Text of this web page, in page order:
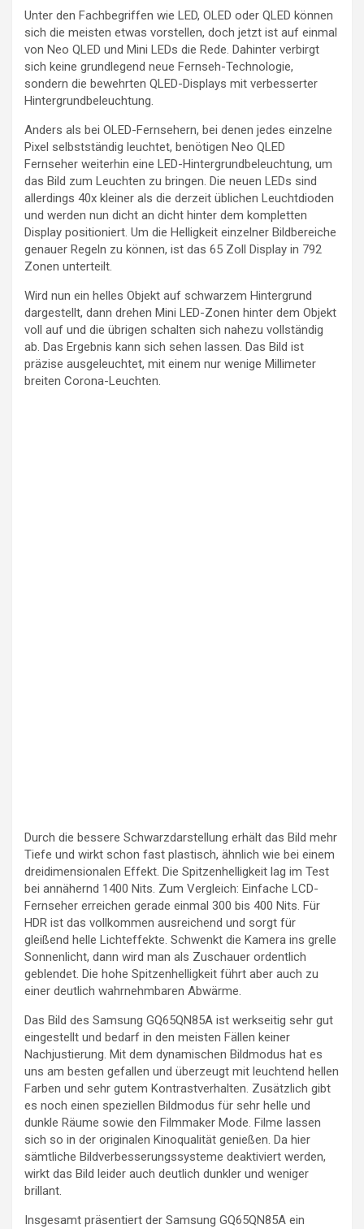
Unter den Fachbegriffen wie LED, OLED oder QLED können
sich die meisten etwas vorstellen, doch jetzt ist auf einmal
von Neo QLED und Mini LEDs die Rede. Dahinter verbirgt
sich keine grundlegend neue Fernseh-Technologie,
sondern die bewehrten QLED-Displays mit verbesserter
Hintergrundbeleuchtung.
Anders als bei OLED-Fernsehern, bei denen jedes einzelne
Pixel selbstständig leuchtet, benötigen Neo QLED
Fernseher weiterhin eine LED-Hintergrundbeleuchtung, um
das Bild zum Leuchten zu bringen. Die neuen LEDs sind
allerdings 40x kleiner als die derzeit üblichen Leuchtdioden
und werden nun dicht an dicht hinter dem kompletten
Display positioniert. Um die Helligkeit einzelner Bildbereiche
genauer Regeln zu können, ist das 65 Zoll Display in 792
Zonen unterteilt.
Wird nun ein helles Objekt auf schwarzem Hintergrund
dargestellt, dann drehen Mini LED-Zonen hinter dem Objekt
voll auf und die übrigen schalten sich nahezu vollständig
ab. Das Ergebnis kann sich sehen lassen. Das Bild ist
präzise ausgeleuchtet, mit einem nur wenige Millimeter
breiten Corona-Leuchten.
Durch die bessere Schwarzdarstellung erhält das Bild mehr
Tiefe und wirkt schon fast plastisch, ähnlich wie bei einem
dreidimensionalen Effekt. Die Spitzenhelligkeit lag im Test
bei annähernd 1400 Nits. Zum Vergleich: Einfache LCD-
Fernseher erreichen gerade einmal 300 bis 400 Nits. Für
HDR ist das vollkommen ausreichend und sorgt für
gleißend helle Lichteffekte. Schwenkt die Kamera ins grelle
Sonnenlicht, dann wird man als Zuschauer ordentlich
geblendet. Die hohe Spitzenhelligkeit führt aber auch zu
einer deutlich wahrnehmbaren Abwärme.
Das Bild des Samsung GQ65QN85A ist werkseitig sehr gut
eingestellt und bedarf in den meisten Fällen keiner
Nachjustierung. Mit dem dynamischen Bildmodus hat es
uns am besten gefallen und überzeugt mit leuchtend hellen
Farben und sehr gutem Kontrastverhalten. Zusätzlich gibt
es noch einen speziellen Bildmodus für sehr helle und
dunkle Räume sowie den Filmmaker Mode. Filme lassen
sich so in der originalen Kinoqualität genießen. Da hier
sämtliche Bildverbesserungssysteme deaktiviert werden,
wirkt das Bild leider auch deutlich dunkler und weniger
brillant.
Insgesamt präsentiert der Samsung GQ65QN85A ein